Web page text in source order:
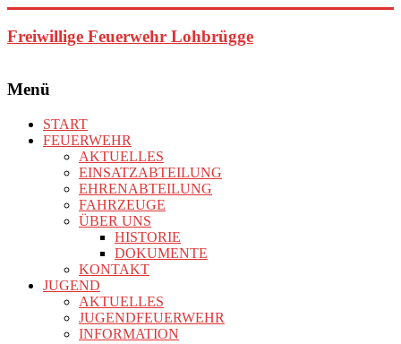
Inhalt
springen
Freiwillige Feuerwehr Lohbrügge
Menü
START
FEUERWEHR
AKTUELLES
EINSATZABTEILUNG
EHRENABTEILUNG
FAHRZEUGE
ÜBER UNS
HISTORIE
DOKUMENTE
KONTAKT
JUGEND
AKTUELLES
JUGENDFEUERWEHR
INFORMATION